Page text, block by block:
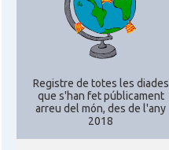
Registre de totes les diades
que s'han fet públicament
arreu del món, des de l'any
2018